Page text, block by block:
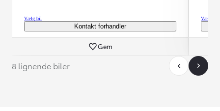
Vælg bil
Kontakt forhandler
Gem
Vælg bil
8 lignende biler